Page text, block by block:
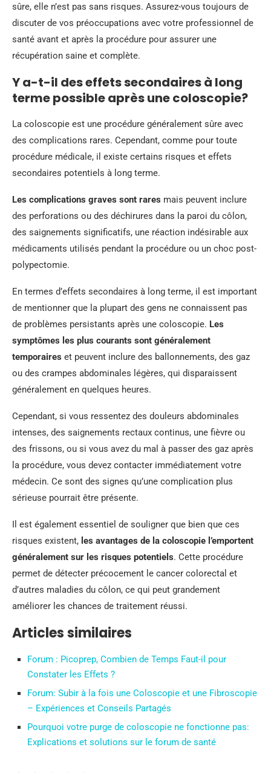
sûre, elle n’est pas sans risques. Assurez-vous toujours de
discuter de vos préoccupations avec votre professionnel de
santé avant et après la procédure pour assurer une
récupération saine et complète.
Y a-t-il des effets secondaires à long
terme possible après une coloscopie?
La coloscopie est une procédure généralement sûre avec
des complications rares. Cependant, comme pour toute
procédure médicale, il existe certains risques et effets
secondaires potentiels à long terme.
Les complications graves sont rares mais peuvent inclure
des perforations ou des déchirures dans la paroi du côlon,
des saignements significatifs, une réaction indésirable aux
médicaments utilisés pendant la procédure ou un choc post-
polypectomie.
En termes d’effets secondaires à long terme, il est important
de mentionner que la plupart des gens ne connaissent pas
de problèmes persistants après une coloscopie. Les
symptômes les plus courants sont généralement
temporaires et peuvent inclure des ballonnements, des gaz
ou des crampes abdominales légères, qui disparaissent
généralement en quelques heures.
Cependant, si vous ressentez des douleurs abdominales
intenses, des saignements rectaux continus, une fièvre ou
des frissons, ou si vous avez du mal à passer des gaz après
la procédure, vous devez contacter immédiatement votre
médecin. Ce sont des signes qu’une complication plus
sérieuse pourrait être présente.
Il est également essentiel de souligner que bien que ces
risques existent, les avantages de la coloscopie l’emportent
généralement sur les risques potentiels. Cette procédure
permet de détecter précocement le cancer colorectal et
d’autres maladies du côlon, ce qui peut grandement
améliorer les chances de traitement réussi.
Articles similaires
Forum : Picoprep, Combien de Temps Faut-il pour
Constater les Effets ?
Forum: Subir à la fois une Coloscopie et une Fibroscopie
– Expériences et Conseils Partagés
Pourquoi votre purge de coloscopie ne fonctionne pas:
Explications et solutions sur le forum de santé